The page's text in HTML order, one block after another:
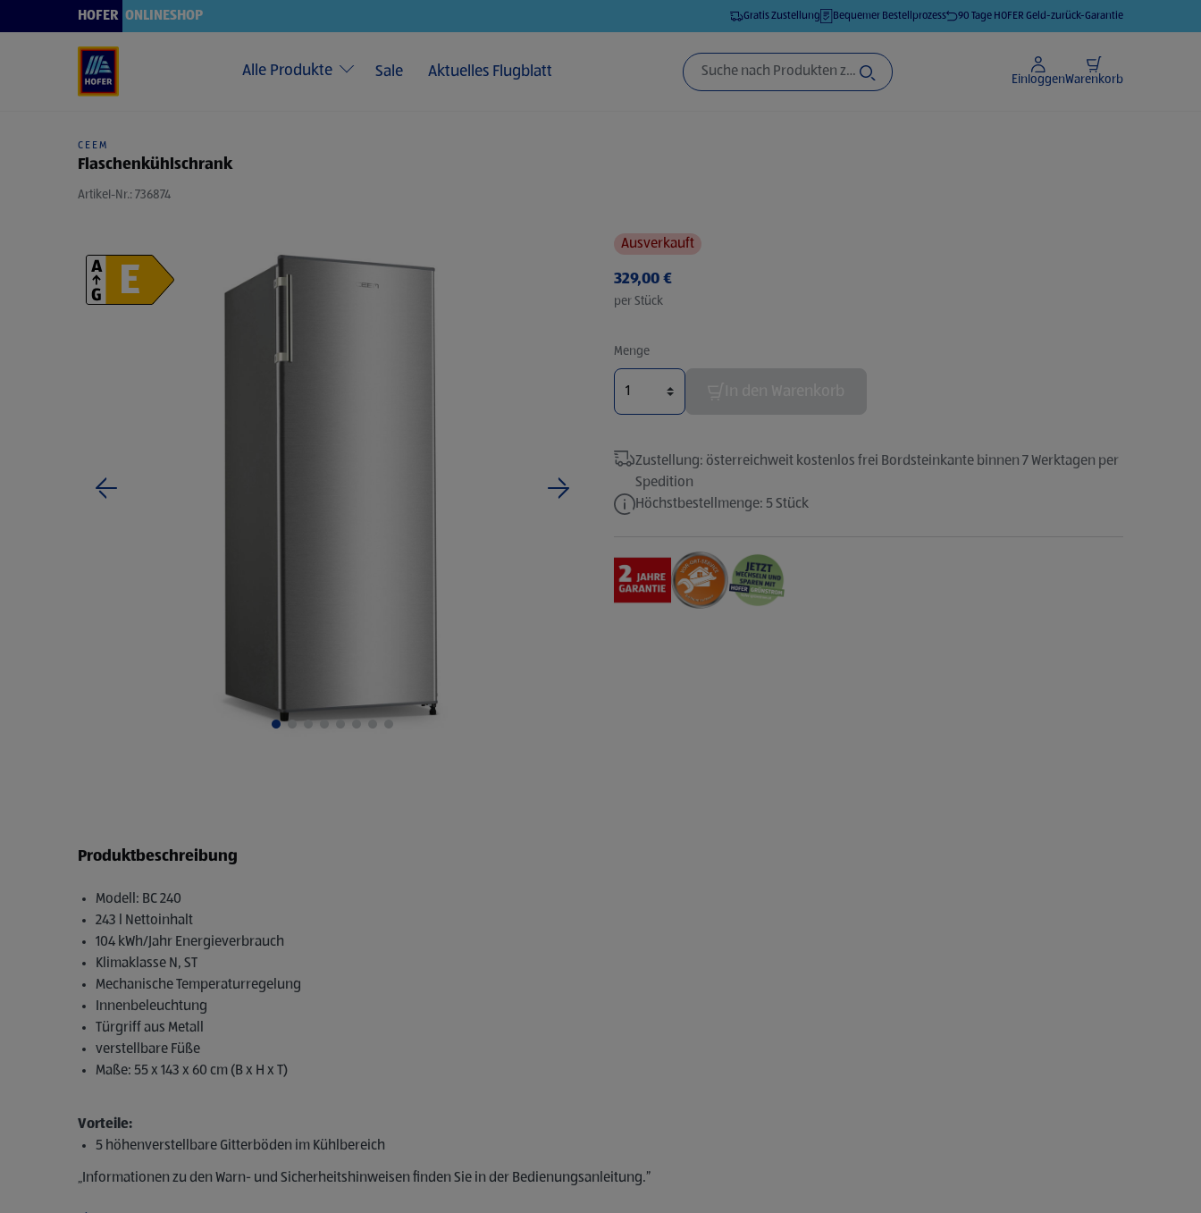
Verwenden Sie die Pfeiltasten nach oben und unten, um durch die Suchergebnisse zu navigieren.
HOFER ONLINESHOP Gratis Zustellung Bequemer Bestellprozess 90 Tage HOFER Geld-zurück-Garantie
Alle Produkte Sale Aktuelles Flugblatt EinloggenWarenkorb
CEEM
Flaschenkühlschrank
Artikel-Nr.: 736874
Zurück
Weiter
Ausverkauft
329,00 €
per Stück
Menge
Zustellung: österreichweit kostenlos frei Bordsteinkante binnen 7 Werktagen per
Spedition
Höchstbestellmenge: 5 Stück
Produktbeschreibung
Modell: BC 240
243 l Nettoinhalt
104 kWh/Jahr Energieverbrauch
Klimaklasse N, ST
Mechanische Temperaturregelung
Innenbeleuchtung
Türgriff aus Metall
verstellbare Füße
Maße: 55 x 143 x 60 cm (B x H x T)
Vorteile:
5 höhenverstellbare Gitterböden im Kühlbereich
„Informationen zu den Warn- und Sicherheitshinweisen finden Sie in der Bedienungsanleitung.”